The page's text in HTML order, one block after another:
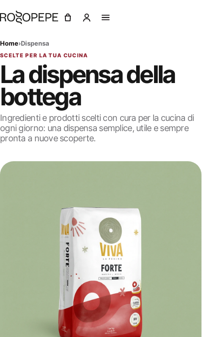
Home›Dispensa
SCELTE PER LA TUA CUCINA
La dispensa della
bottega
Ingredienti e prodotti scelti con cura per la cucina di
ogni giorno: una dispensa semplice, utile e sempre
pronta a nuove scoperte.